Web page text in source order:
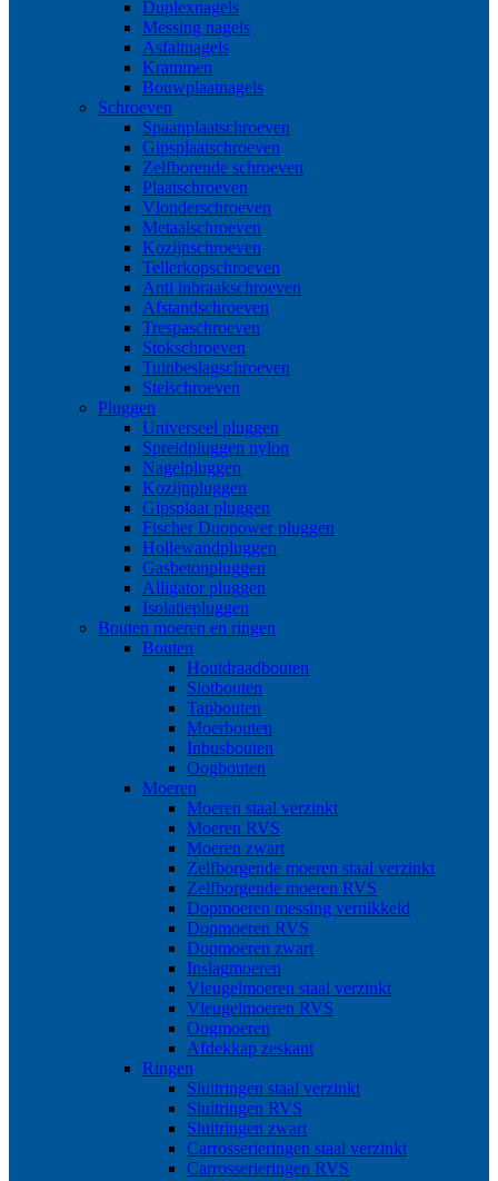
Duplexnagels
Messing nagels
Asfaltnagels
Krammen
Bouwplaatnagels
Schroeven
Spaanplaatschroeven
Gipsplaatschroeven
Zelfborende schroeven
Plaatschroeven
Vlonderschroeven
Metaalschroeven
Kozijnschroeven
Tellerkopschroeven
Anti inbraakschroeven
Afstandschroeven
Trespaschroeven
Stokschroeven
Tuinbeslagschroeven
Stelschroeven
Pluggen
Universeel pluggen
Spreidpluggen nylon
Nagelpluggen
Kozijnpluggen
Gipsplaat pluggen
Fischer Duopower pluggen
Hollewandpluggen
Gasbetonpluggen
Alligator pluggen
Isolatiepluggen
Bouten moeren en ringen
Bouten
Houtdraadbouten
Slotbouten
Tapbouten
Moerbouten
Inbusbouten
Oogbouten
Moeren
Moeren staal verzinkt
Moeren RVS
Moeren zwart
Zelfborgende moeren staal verzinkt
Zelfborgende moeren RVS
Dopmoeren messing vernikkeld
Dopmoeren RVS
Dopmoeren zwart
Inslagmoeren
Vleugelmoeren staal verzinkt
Vleugelmoeren RVS
Oogmoeren
Afdekkap zeskant
Ringen
Sluitringen staal verzinkt
Sluitringen RVS
Sluitringen zwart
Carrosserieringen staal verzinkt
Carrosserieringen RVS